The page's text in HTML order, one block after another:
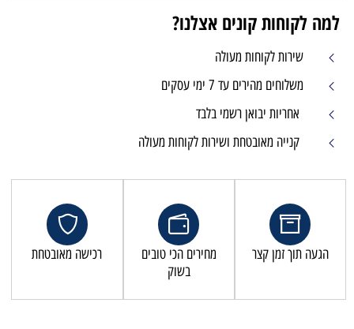
למה לקוחות קונים אצלנו?
שירות לקוחות מעולה
משלוחים מהירים עד 7 ימי עסקים
אחריות יבואן רשמי בלבד
קנייה מאובטחת ושירות לקוחות מעולה
הגעה תוך זמן קצר
מחירים הכי טובים
בשוק
רכישה מאובטחת